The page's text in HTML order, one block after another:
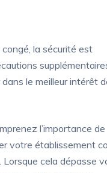
la sécurité est
le meilleur intérêt
l’importance de
votre établissement
cela dépasse